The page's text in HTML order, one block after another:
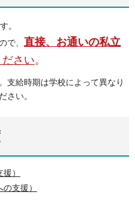
。
で、 直接、お通いの私立
ださい。
支給時期は学校によって異なり
さい。
）
支援）